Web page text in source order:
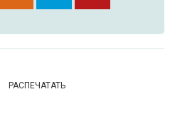
РАСПЕЧАТАТЬ